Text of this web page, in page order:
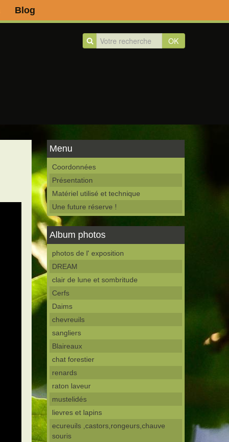
Blog
OK
Menu
Coordonnées
Présentation
Matériel utilisé et technique
Une future réserve !
Album photos
photos de l' exposition
DREAM
clair de lune et sombritude
Cerfs
Daims
chevreuils
sangliers
Blaireaux
chat forestier
renards
raton laveur
mustelidés
lievres et lapins
ecureuils ,castors,rongeurs,chauve
souris